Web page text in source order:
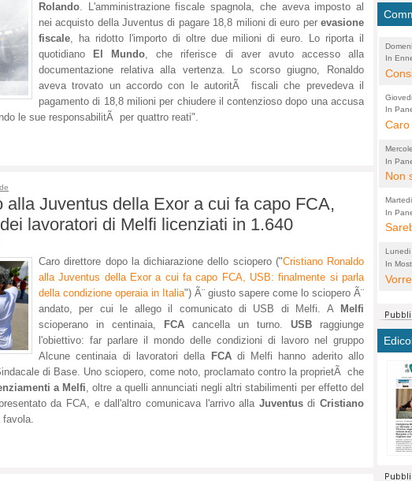
Rolando. L'amministrazione fiscale spagnola, che aveva imposto al
nei acquisto della Juventus di pagare 18,8 milioni di euro perevasione
fiscale, ha ridotto l'importo di oltre due milioni di euro. Lo riporta il
quotidiano El Mundo, che riferisce di aver avuto accesso alla
documentazione relativa alla vertenza. Lo scorso giugno, Ronaldo
aveva trovato un accordo con le autoritÃ fiscali che prevedeva il
pagamento di 18,8 milioni per chiudere il contenzioso dopo una accusa
le sue responsabilitÃ per quattro reati".
alla Juventus della Exor a cui fa capo FCA,
lavoratori di Melfi licenziati in 1.640
Caro direttore dopo la dichiarazione dello sciopero ("Cristiano Ronaldo
alla Juventus della Exor a cui fa capo FCA, USB: finalmente si parla
della condizione operaia in Italia") Ã¨ giusto sapere come lo sciopero Ã¨
andato, per cui le allego il comunicato di USB di Melfi. AMelfi
scioperano in centinaia,
FCA cancella un turno. USB raggiunge
l'obiettivo: far parlare il mondo delle condizioni di lavoro nel gruppo
Alcune centinaia di lavoratori della FCAdi Melfi hanno aderito allo
di Base. Uno sciopero, come noto, proclamato contro la proprietÃ che
a Melfi, oltre a quelli annunciati negli altri stabilimenti per effetto del
da FCA, e dall'altro comunicava l'arrivo alla JuventusdiCristiano
favola.
In
per
che
qui
PER
In
Caro
sono
(non
dal
Ora
la
ma
In
Non
la
a
In
città,
In
di
e
alta